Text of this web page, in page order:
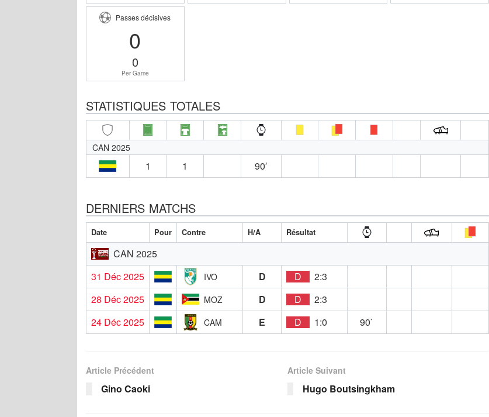
Passes décisives
0
0
Per Game
STATISTIQUES TOTALES
CAN 2025
1 1 90′
DERNIERS MATCHS
Date Pour Contre H/A Résultat
CAN 2025
31 Déc 2025
IVO D D
2:3
28 Déc 2025
MOZ D D
2:3
24 Déc 2025
CAM E D 1:0 90`
Article Précédent
Gino Caoki
Article Suivant
Hugo Boutsingkham